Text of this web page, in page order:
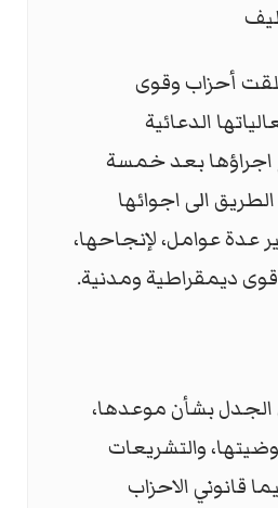
أحزاب وقوى
الدعائية
اجراؤها بعد خمسة
الى اجوائها
عدة عوامل، لإنجاحها،
ديمقراطية ومدنية.
الجدل بشأن موعدها،
والتشريعات
قانوني الاحزاب